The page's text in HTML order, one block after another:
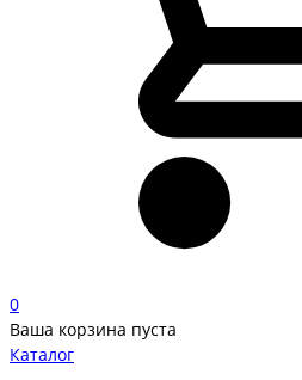
0
Ваша корзина пуста
Каталог